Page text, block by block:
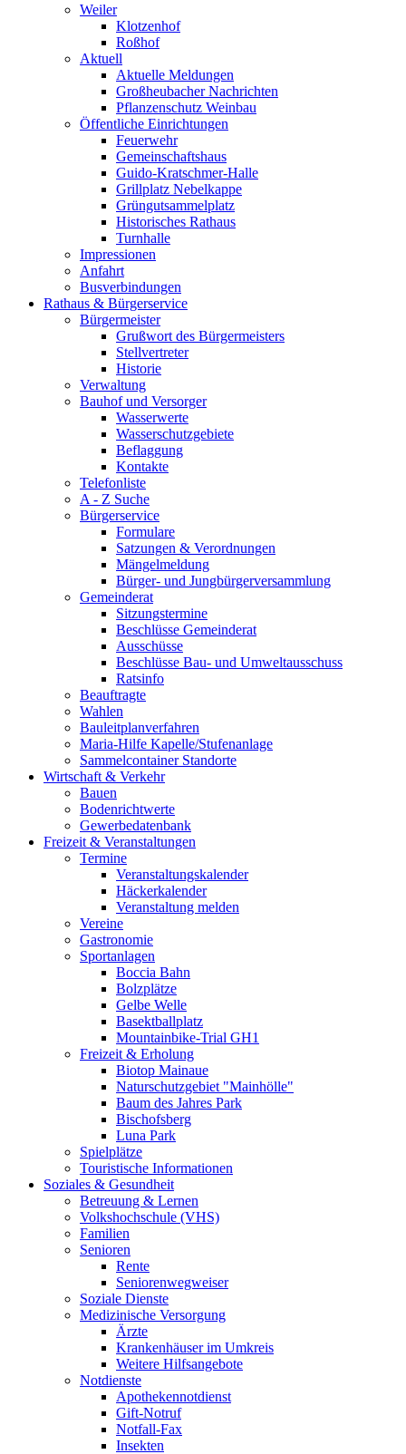
Weiler
Klotzenhof
Roßhof
Aktuell
Aktuelle Meldungen
Großheubacher Nachrichten
Pflanzenschutz Weinbau
Öffentliche Einrichtungen
Feuerwehr
Gemeinschaftshaus
Guido-Kratschmer-Halle
Grillplatz Nebelkappe
Grüngutsammelplatz
Historisches Rathaus
Turnhalle
Impressionen
Anfahrt
Busverbindungen
Rathaus & Bürgerservice
Bürgermeister
Grußwort des Bürgermeisters
Stellvertreter
Historie
Verwaltung
Bauhof und Versorger
Wasserwerte
Wasserschutzgebiete
Beflaggung
Kontakte
Telefonliste
A - Z Suche
Bürgerservice
Formulare
Satzungen & Verordnungen
Mängelmeldung
Bürger- und Jungbürgerversammlung
Gemeinderat
Sitzungstermine
Beschlüsse Gemeinderat
Ausschüsse
Beschlüsse Bau- und Umweltausschuss
Ratsinfo
Beauftragte
Wahlen
Bauleitplanverfahren
Maria-Hilfe Kapelle/Stufenanlage
Sammelcontainer Standorte
Wirtschaft & Verkehr
Bauen
Bodenrichtwerte
Gewerbedatenbank
Freizeit & Veranstaltungen
Termine
Veranstaltungskalender
Häckerkalender
Veranstaltung melden
Vereine
Gastronomie
Sportanlagen
Boccia Bahn
Bolzplätze
Gelbe Welle
Basektballplatz
Mountainbike-Trial GH1
Freizeit & Erholung
Biotop Mainaue
Naturschutzgebiet "Mainhölle"
Baum des Jahres Park
Bischofsberg
Luna Park
Spielplätze
Touristische Informationen
Soziales & Gesundheit
Betreuung & Lernen
Volkshochschule (VHS)
Familien
Senioren
Rente
Seniorenwegweiser
Soziale Dienste
Medizinische Versorgung
Ärzte
Krankenhäuser im Umkreis
Weitere Hilfsangebote
Notdienste
Apothekennotdienst
Gift-Notruf
Notfall-Fax
Insekten